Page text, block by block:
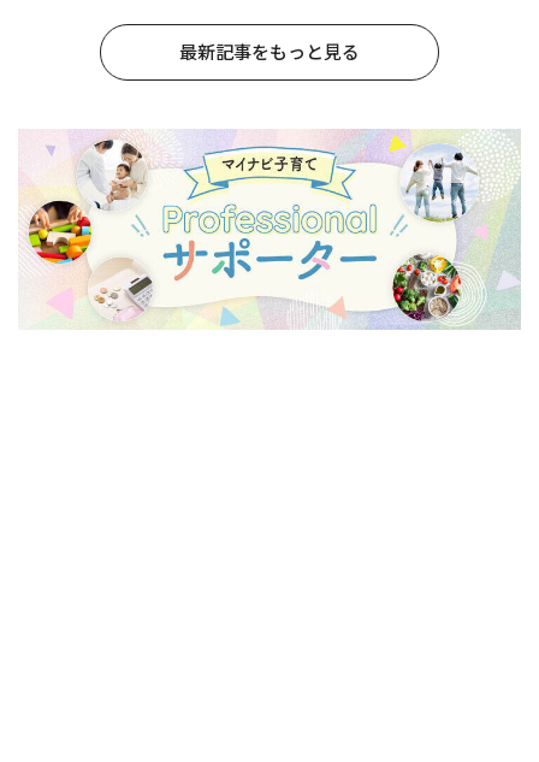
最新記事をもっと見る